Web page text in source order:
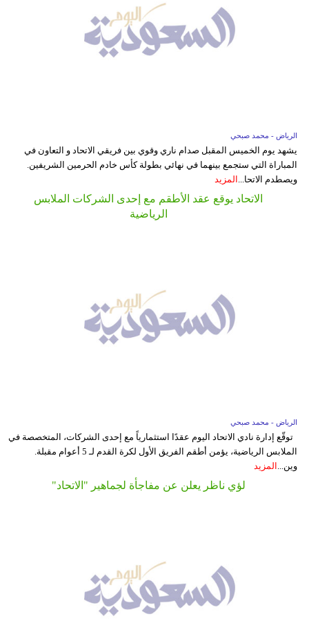
الرياض - محمد صبحي
يشهد يوم الخميس المقبل صدام ناري وقوي بين فريقي الاتحاد و التعاون في
المباراة التي ستجمع بينهما في نهائي بطولة كأس خادم الحرمين الشريفين.
ويصطدم الاتحا... المزيد
الاتحاد يوقع عقد الأطقم مع إحدى الشركات الملابس
الرياضية
الرياض - محمد صبحي
توقّع إدارة نادي الاتحاد اليوم عقدًا استثمارياً مع إحدى الشركات، المتخصصة في
الملابس الرياضية، يؤمن أطقم الفريق الأول لكرة القدم لـ 5 أعوام مقبلة.
وين...
المزيد
لؤي ناظر يعلن عن مفاجأة لجماهير "الاتحاد"